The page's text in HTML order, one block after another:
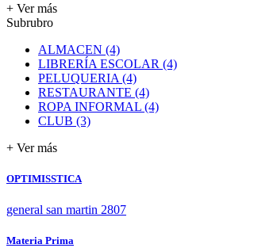
+ Ver más
Subrubro
ALMACEN (4)
LIBRERÍA ESCOLAR (4)
PELUQUERIA (4)
RESTAURANTE (4)
ROPA INFORMAL (4)
CLUB (3)
+ Ver más
OPTIMISSTICA
general san martin 2807
Materia Prima